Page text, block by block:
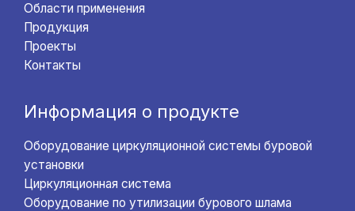
Области применения
Продукция
Проекты
Контакты
Информация о продукте
Оборудование циркуляционной системы буровой
установки
Циркуляционная система
Оборудование по утилизации бурового шлама